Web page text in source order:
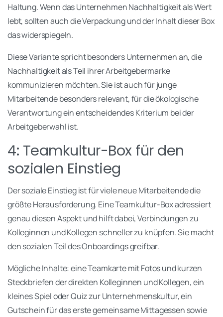
Haltung. Wenn das Unternehmen Nachhaltigkeit als Wert
lebt, sollten auch die Verpackung und der Inhalt dieser Box
das widerspiegeln.
Diese Variante spricht besonders Unternehmen an, die
Nachhaltigkeit als Teil ihrer Arbeitgebermarke
kommunizieren möchten. Sie ist auch für junge
Mitarbeitende besonders relevant, für die ökologische
Verantwortung ein entscheidendes Kriterium bei der
Arbeitgeberwahl ist.
4: Teamkultur-Box für den
sozialen Einstieg
Der soziale Einstieg ist für viele neue Mitarbeitende die
größte Herausforderung. Eine Teamkultur-Box adressiert
genau diesen Aspekt und hilft dabei, Verbindungen zu
Kolleginnen und Kollegen schneller zu knüpfen. Sie macht
den sozialen Teil des Onboardings greifbar.
Mögliche Inhalte: eine Teamkarte mit Fotos und kurzen
Steckbriefen der direkten Kolleginnen und Kollegen, ein
kleines Spiel oder Quiz zur Unternehmenskultur, ein
Gutschein für das erste gemeinsame Mittagessen sowie